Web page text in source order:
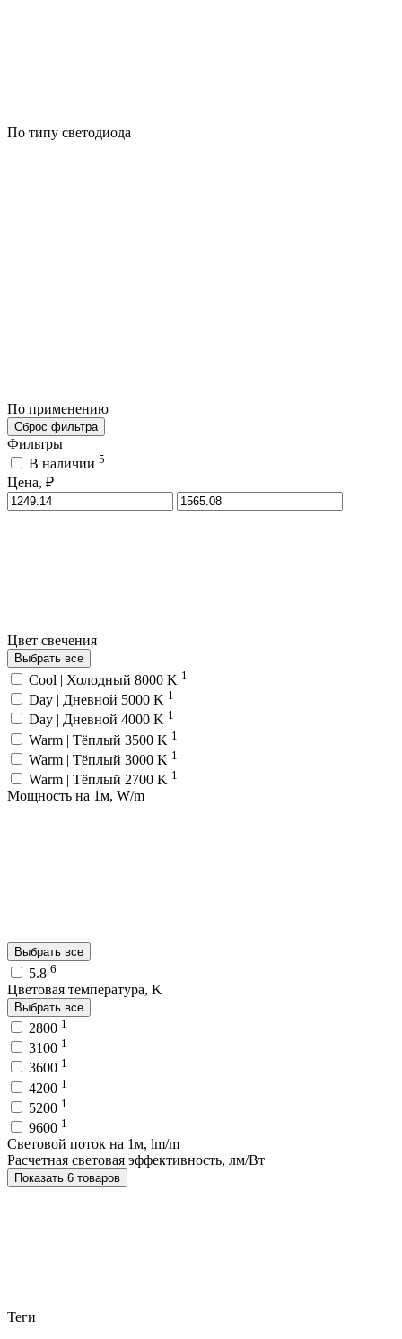
По типу светодиода
По применению
Сброс фильтра
Фильтры
В наличии 5
Цена, ₽
Цвет свечения
Выбрать все
Cool | Холодный 8000 K 1
Day | Дневной 5000 K 1
Day | Дневной 4000 K 1
Warm | Тёплый 3500 K 1
Warm | Тёплый 3000 K 1
Warm | Тёплый 2700 K 1
Мощность на 1м, W/m
Выбрать все
5.8 6
Цветовая температура, K
Выбрать все
2800 1
3100 1
3600 1
4200 1
5200 1
9600 1
Световой поток на 1м, lm/m
Расчетная световая эффективность, лм/Вт
Показать 6 товаров
Теги